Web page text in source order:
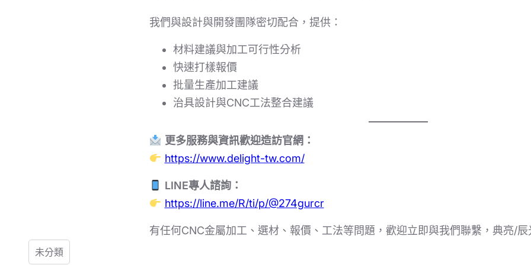
我們與設計與開發團隊密切配合，提供：
材料建議與加工可行性分析
快速打樣報價
批量生產加工建議
治具設計與CNC工法整合建議
更多服務與資訊歡迎造訪官網：
https://www.delight-tw.com/
LINE專人諮詢：
https://line.me/R/ti/p/@274gurcr
有任何CNC金屬加工、選材、報價、工法等問題，歡迎立即與我們聯繫，典亮/辰
未分類